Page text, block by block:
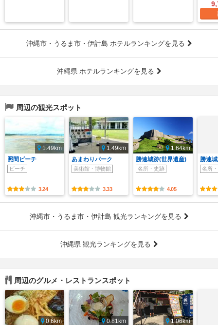
沖縄市・うるま市・伊計島 ホテルランキングを見る
沖縄県 ホテルランキングを見る
周辺の観光スポット
1.49km
照間ビーチ
ビーチ
3.24
1.49km
あまわりパーク
美術館・博物館
3.33
1.64km
勝連城跡(世界遺産)
名所・史跡
4.05
勝連
名所
沖縄市・うるま市・伊計島 観光ランキングを見る
沖縄県 観光ランキングを見る
周辺のグルメ・レストランスポット
0.6km
0.81km
1.06km